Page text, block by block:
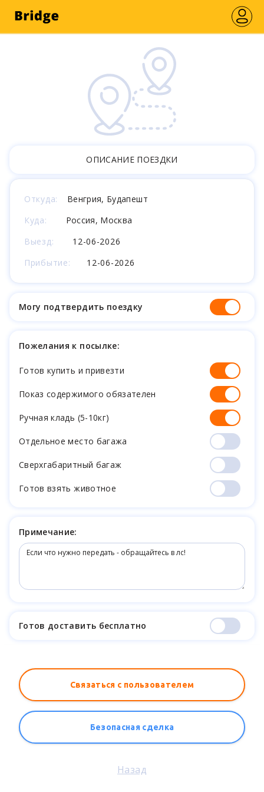
ОПИСАНИЕ ПОЕЗДКИ
Откуда:
Венгрия, Будапешт
Куда:
Россия, Москва
Выезд:
12-06-2026
Прибытие:
12-06-2026
Могу подтвердить поездку
Пожелания к посылке:
Готов купить и привезти
Показ содержимого обязателен
Ручная кладь (5-10кг)
Отдельное место багажа
Cверхгабаритный багаж
Готов взять животное
Примечание:
Готов доставить бесплатно
Связаться с пользователем
Безопасная сделка
Назад